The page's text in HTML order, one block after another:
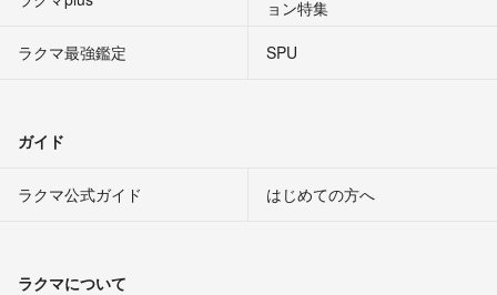
ョン特集
ラクマ最強鑑定
SPU
ガイド
ラクマ公式ガイド はじめての方へ
ラクマについて